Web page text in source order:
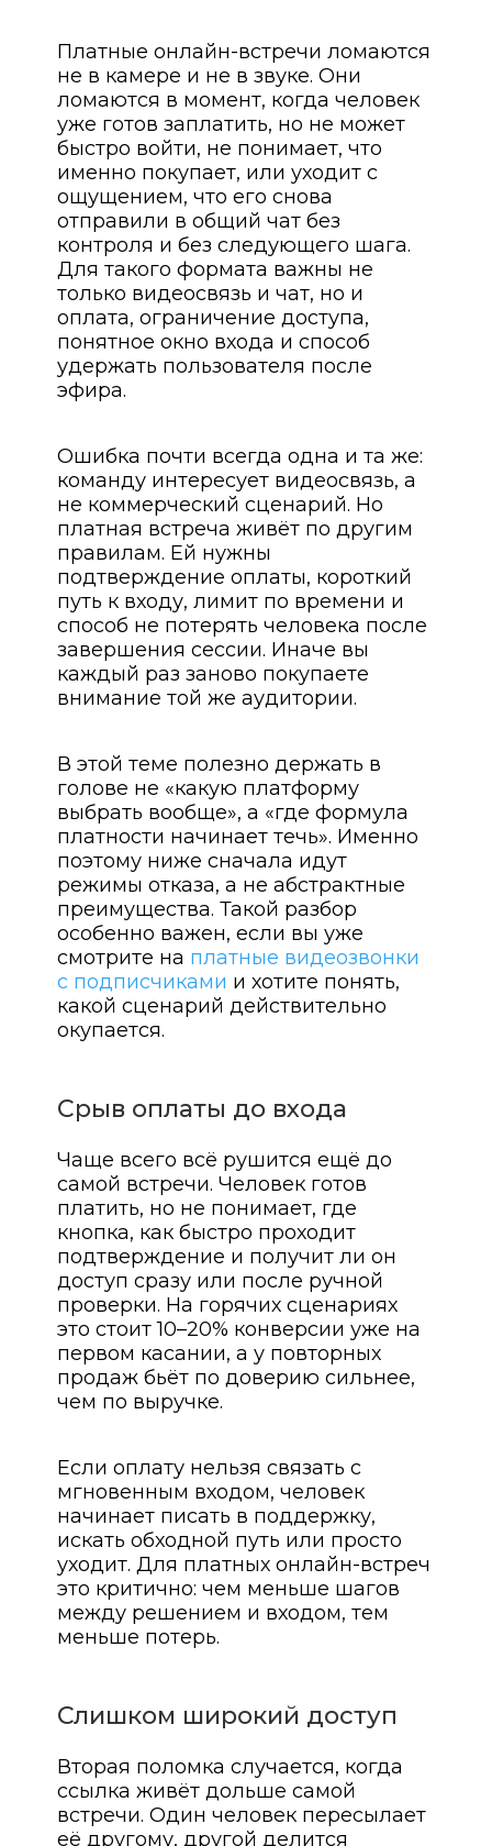
Платные онлайн-встречи ломаются
не в камере и не в звуке. Они
ломаются в момент, когда человек
уже готов заплатить, но не может
быстро войти, не понимает, что
именно покупает, или уходит с
ощущением, что его снова
отправили в общий чат без
контроля и без следующего шага.
Для такого формата важны не
только видеосвязь и чат, но и
оплата, ограничение доступа,
понятное окно входа и способ
удержать пользователя после
эфира.
Ошибка почти всегда одна и та же:
команду интересует видеосвязь, а
не коммерческий сценарий. Но
платная встреча живёт по другим
правилам. Ей нужны
подтверждение оплаты, короткий
путь к входу, лимит по времени и
способ не потерять человека после
завершения сессии. Иначе вы
каждый раз заново покупаете
внимание той же аудитории.
В этой теме полезно держать в
голове не «какую платформу
выбрать вообще», а «где формула
платности начинает течь». Именно
поэтому ниже сначала идут
режимы отказа, а не абстрактные
преимущества. Такой разбор
особенно важен, если вы уже
смотрите на платные видеозвонки
с подписчиками и хотите понять,
какой сценарий действительно
окупается.
Срыв оплаты до входа
Чаще всего всё рушится ещё до
самой встречи. Человек готов
платить, но не понимает, где
кнопка, как быстро проходит
подтверждение и получит ли он
доступ сразу или после ручной
проверки. На горячих сценариях
это стоит 10–20% конверсии уже на
первом касании, а у повторных
продаж бьёт по доверию сильнее,
чем по выручке.
Если оплату нельзя связать с
мгновенным входом, человек
начинает писать в поддержку,
искать обходной путь или просто
уходит. Для платных онлайн-встреч
это критично: чем меньше шагов
между решением и входом, тем
меньше потерь.
Слишком широкий доступ
Вторая поломка случается, когда
ссылка живёт дольше самой
встречи. Один человек пересылает
её другому, другой делится